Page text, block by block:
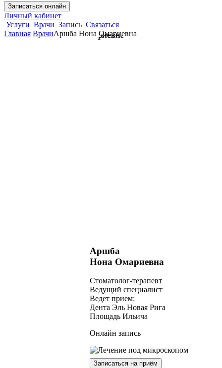
Записаться онлайн
Личный кабинет
Услуги Врачи Запись Связаться
Главная ВрачиАршба Нона Омариевна
Аршба
Нона Омариевна
Cтоматолог-терапевт
Ведущий специалист
Ведет прием:
Дента Эль Новая Рига
Площадь Ильича
Онлайн запись
Записаться на приём